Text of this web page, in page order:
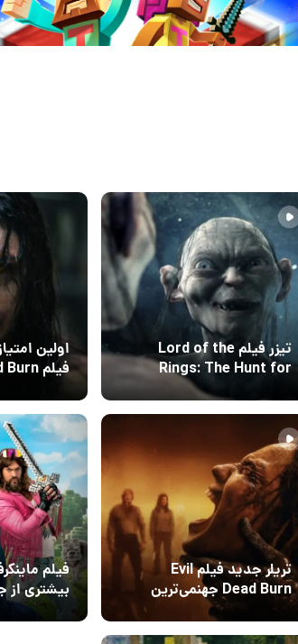
تیزر فیلم Lord of the
Rings: The Hunt for
اولین
04 تیر 1405
تریلر جدید فیلم Evil
Dead Burn جهنمی‌ترین
کابوس‌ها را نشان می‌دهد
بیشتری از
سینما
09 خرداد 1405